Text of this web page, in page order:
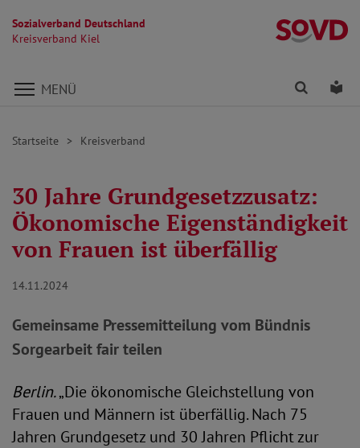
Sozialverband Deutschland
Kreisverband Kiel
Direkt zu den Inhalten springen
MENÜ Finden
Startseite Kreisverband
30 Jahre Grundgesetzzusatz:
Ökonomische Eigenständigkeit
von Frauen ist überfällig
14.11.2024
Gemeinsame Pressemitteilung vom Bündnis
Sorgearbeit fair teilen
Berlin.„Die ökonomische Gleichstellung von
Frauen und Männern ist überfällig. Nach 75
Jahren Grundgesetz und 30 Jahren Pflicht zur